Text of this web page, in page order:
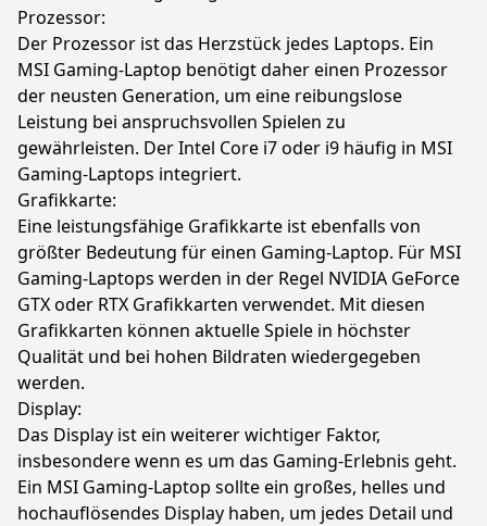
Prozessor:
Der Prozessor ist das Herzstück jedes Laptops. Ein
MSI Gaming-Laptop benötigt daher einen Prozessor
der neusten Generation, um eine reibungslose
Leistung bei anspruchsvollen Spielen zu
gewährleisten. Der Intel Core i7 oder i9 häufig in MSI
Gaming-Laptops integriert.
Grafikkarte:
Eine leistungsfähige Grafikkarte ist ebenfalls von
größter Bedeutung für einen Gaming-Laptop. Für MSI
Gaming-Laptops werden in der Regel NVIDIA GeForce
GTX oder RTX Grafikkarten verwendet. Mit diesen
Grafikkarten können aktuelle Spiele in höchster
Qualität und bei hohen Bildraten wiedergegeben
werden.
Display:
Das Display ist ein weiterer wichtiger Faktor,
insbesondere wenn es um das Gaming-Erlebnis geht.
Ein MSI Gaming-Laptop sollte ein großes, helles und
hochauflösendes Display haben, um jedes Detail und